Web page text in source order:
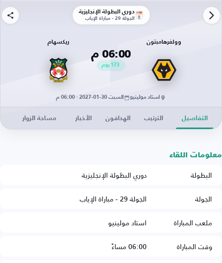
دوري البطولة الإنجليزية
الجولة 29 - مباراة الإياب
وولفرهامبتون
06:00 م
173 يوم
ريكسهام
استاد مولينيو السبت 30-01-2027 · 06:00 م
التفاصيل الترتيب الهدافون الأخبار مساحة الزوار
معلومات اللقاء
البطولة
دوري البطولة الإنجليزية
الجولة
الجولة 29 - مباراة الإياب
ملعب المباراة
استاد مولينيو
وقت المباراة
06:00 مساءً